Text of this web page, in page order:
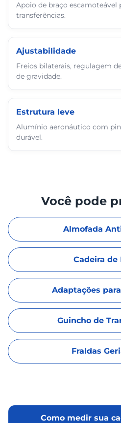
Apoio de braço escamoteável
transferências.
Ajustabilidade
Freios bilaterais, regulagem
de gravidade.
Estrutura leve
Alumínio aeronáutico com
durável.
Você pode
Almofada
Cadeira de
Adaptações
Guincho de
Fraldas
Como medir sua